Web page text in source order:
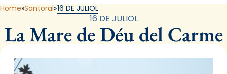
Home Santoral 16 DE JULIOL
16 DE JULIOL
La Mare de Déu del Carme